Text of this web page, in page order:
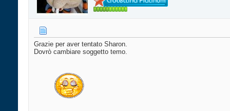
Grazie per aver tentato Sharon.
Dovrò cambiare soggetto temo.